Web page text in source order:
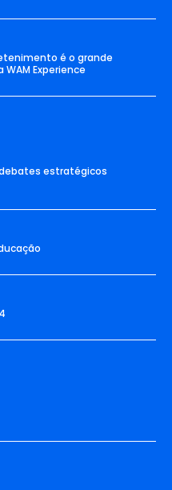
é o grande
WAM Experience
estratégicos